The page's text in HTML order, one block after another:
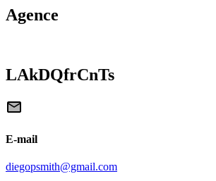
Agence
LAkDQfrCnTs
E-mail
diegopsmith@gmail.com